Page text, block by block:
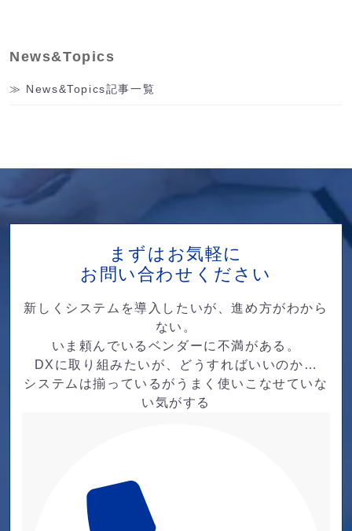
News&Topics
News&Topics記事一覧
まずはお気軽に
お問い合わせください
新しくシステムを導入したいが、進め方がわから
ない。
いま頼んでいるベンダーに不満がある。
DXに取り組みたいが、どうすればいいのか…
システムは揃っているがうまく使いこなせていな
い気がする